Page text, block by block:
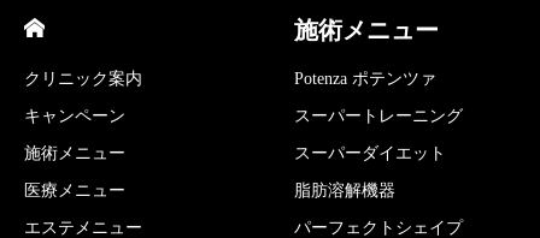
クリニック案内
キャンペーン
施術メニュー
医療メニュー
エステメニュー
施術メニュー
Potenza ポテンツァ
スーパートレーニング
スーパーダイエット
脂肪溶解機器
パーフェクトシェイプ